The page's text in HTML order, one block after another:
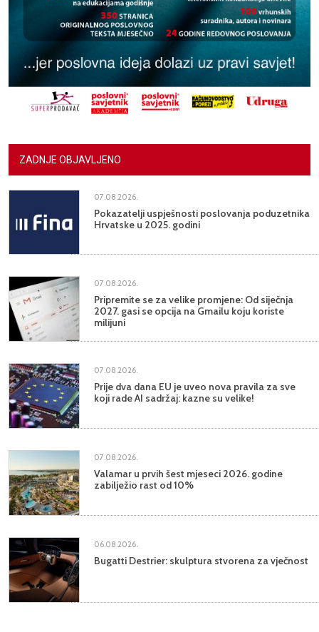
ZADNJE OBJAVLJENO
07.08.2026.
Pokazatelji uspješnosti poslovanja poduzetnika
Hrvatske u 2025. godini
07.08.2026.
Pripremite se za velike promjene: Od siječnja
2027. gasi se opcija na Gmailu koju koriste
milijuni
07.08.2026.
Prije dva dana EU je uveo nova pravila za sve
koji rade AI sadržaj: kazne su velike!
07.08.2026.
Valamar u prvih šest mjeseci 2026. godine
zabilježio rast od 10%
06.08.2026.
Bugatti Destrier: skulptura stvorena za vječnost